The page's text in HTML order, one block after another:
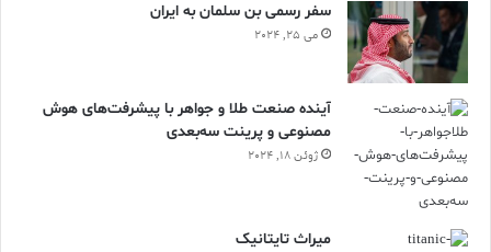
سفر رسمی بن سلمان به ایران
می 25, 2024
آینده صنعت طلا و جواهر با پیشرفت‌های هوش
مصنوعی و پرینت سه‌بعدی
ژوئن 18, 2024
ميراث تايتانيک